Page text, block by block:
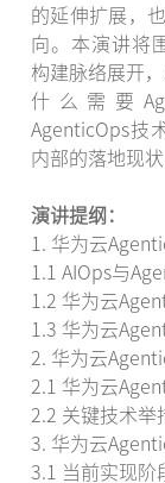
的延伸扩展，
向。本演讲将
构建脉络展开
什么需要
AgenticOps技
内部的落地现
演讲提纲：
1. 华为云
1.1 AIOps与
1.2 华为云
1.3 华为云
2. 华为云
2.1 华为云
2.2 关键技术举
3. 华为云
3.1 当前实现阶